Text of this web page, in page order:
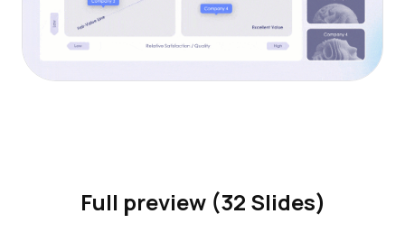
Full preview (32 Slides)